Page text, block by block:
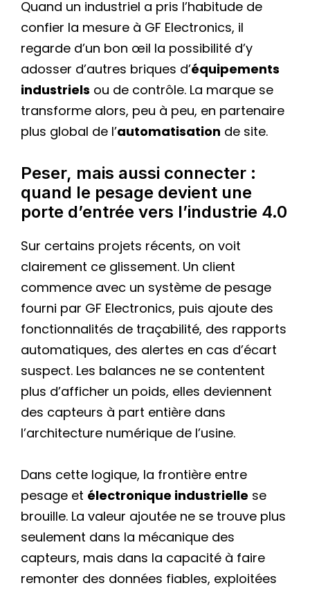
Quand un industriel a pris l’habitude de
confier la mesure à GF Electronics, il
regarde d’un bon œil la possibilité d’y
adosser d’autres briques d’équipements
industriels ou de contrôle. La marque se
transforme alors, peu à peu, en partenaire
plus global de l’automatisation de site.
Peser, mais aussi connecter :
quand le pesage devient une
porte d’entrée vers l’industrie 4.0
Sur certains projets récents, on voit
clairement ce glissement. Un client
commence avec un système de pesage
fourni par GF Electronics, puis ajoute des
fonctionnalités de traçabilité, des rapports
automatiques, des alertes en cas d’écart
suspect. Les balances ne se contentent
plus d’afficher un poids, elles deviennent
des capteurs à part entière dans
l’architecture numérique de l’usine.
Dans cette logique, la frontière entre
pesage et électronique industrielle se
brouille. La valeur ajoutée ne se trouve plus
seulement dans la mécanique des
capteurs, mais dans la capacité à faire
remonter des données fiables, exploitées